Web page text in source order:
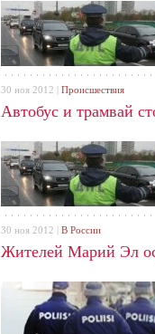
Автобус и трамвай
30 ноя 2012 | Происшествия
Жителей Марий Эл
30 ноя 2012 | В России